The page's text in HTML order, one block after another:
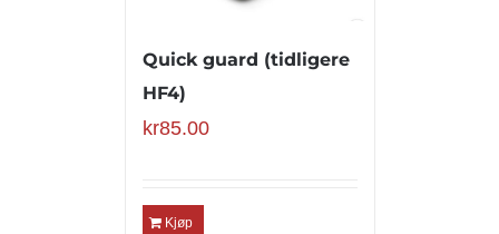
Quick guard (tidligere
HF4)
kr85.00
Kjøp